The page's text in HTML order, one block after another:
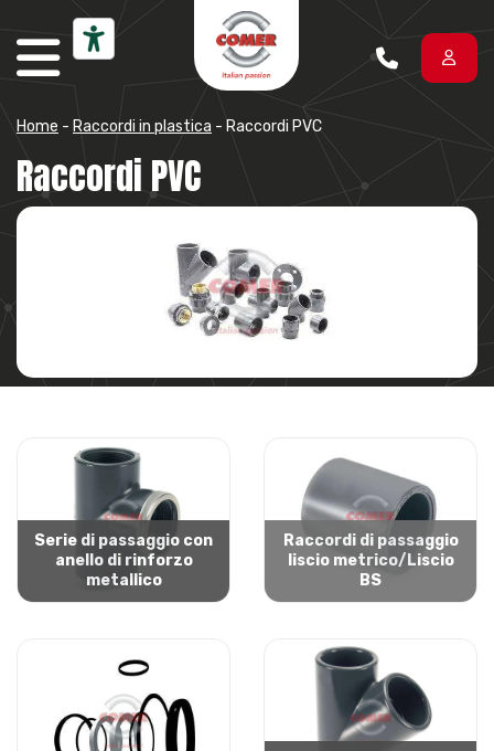
Vai al contenuto
Home - Raccordi in plastica - Raccordi PVC
Raccordi PVC
Serie di passaggio con
anello di rinforzo
metallico
Raccordi di passaggio
liscio metrico/Liscio
BS